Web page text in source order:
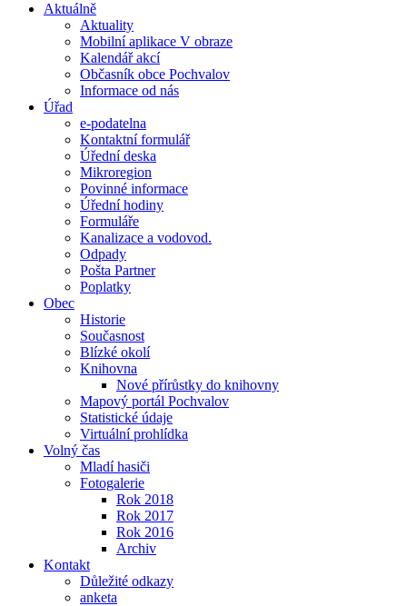
Aktuálně
Aktuality
Mobilní aplikace V obraze
Kalendář akcí
Občasník obce Pochvalov
Informace od nás
Úřad
e-podatelna
Kontaktní formulář
Úřední deska
Mikroregion
Povinné informace
Úřední hodiny
Formuláře
Kanalizace a vodovod.
Odpady
Pošta Partner
Poplatky
Obec
Historie
Současnost
Blízké okolí
Knihovna
Nové přírůstky do knihovny
Mapový portál Pochvalov
Statistické údaje
Virtuální prohlídka
Volný čas
Mladí hasiči
Fotogalerie
Rok 2018
Rok 2017
Rok 2016
Archiv
Kontakt
Důležité odkazy
anketa